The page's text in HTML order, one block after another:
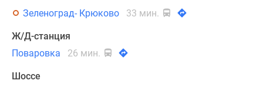
Зеленоград- Крюково
33 мин.
Ж/Д-станция
Поваровка
26 мин.
Шоссе